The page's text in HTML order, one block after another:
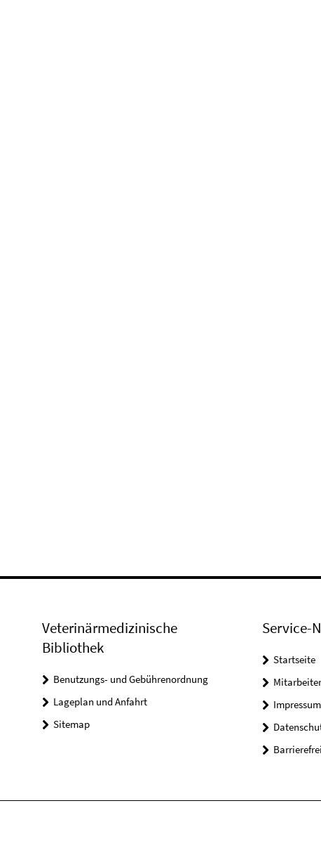
Veterinärmedizinische
Bibliothek
Benutzungs- und Gebührenordnung
Lageplan und Anfahrt
Sitemap
Service-
Startseite
Impressum